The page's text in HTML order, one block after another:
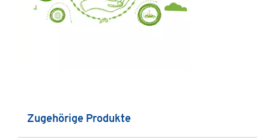
Produktgalerie überspringen
Zugehörige Produkte